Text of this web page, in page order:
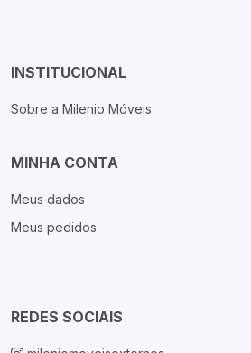
INSTITUCIONAL
Sobre a Milenio Móveis
MINHA CONTA
Meus dados
Meus pedidos
REDES SOCIAIS